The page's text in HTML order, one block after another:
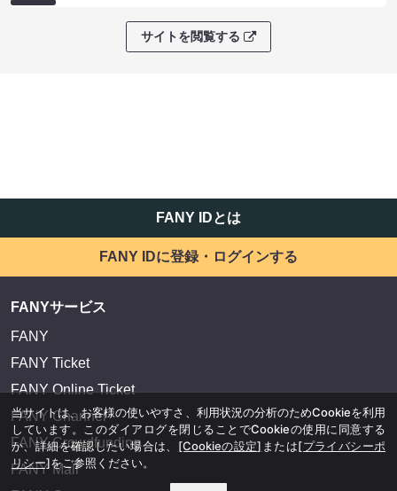
サイトを閲覧する
FANY IDとは
FANY IDに登録・ログインする
FANYサービス
FANY
FANY Ticket
FANY Online Ticket
FANY Channel
FANY Crowdfunding
FANY Mall
当サイトは、お客様の使いやすさ、利用状況の分析のためCookieを利用
しています。このダイアログを閉じることでCookieの使用に同意する
か、詳細を確認したい場合は、 [Cookieの設定] または[プライバシーポ
リシー]をご参照ください。